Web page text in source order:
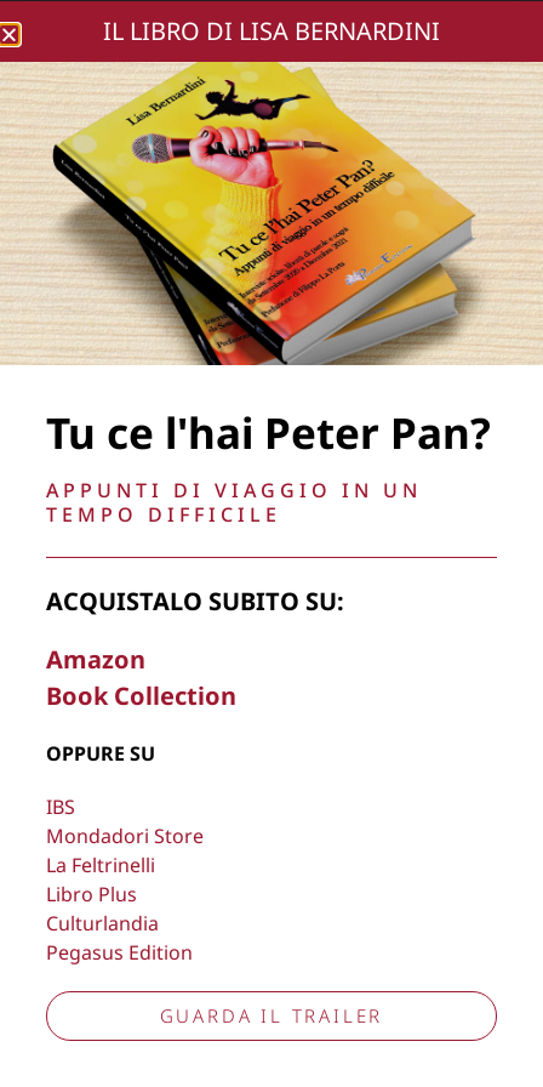
Lisa Bernardini
foto Marco Bonanni
(3) (Copia)
La Direzione stabilisce insindacabilmente di inserire,
rimuovere, oscurare, modificare, immagini e testi del sito, a
propria discrezione.
Copyright © 2026
Aggiorna preferenze tracciamento
IL LIBRO DI LISA BERNARDINI
Tu ce l'hai Peter Pan?
APPUNTI DI VIAGGIO IN UN
TEMPO DIFFICILE
ACQUISTALO SUBITO SU:
Amazon
Book Collection
OPPURE SU
IBS
Mondadori Store
La Feltrinelli
Libro Plus
Culturlandia
Pegasus Edition
GUARDA IL TRAILER